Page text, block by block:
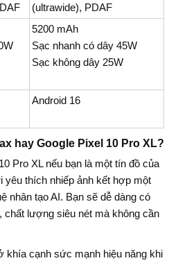
(ultrawide), PDAF
5200 mAh
Sạc nhanh có dây 45W
Sạc không dây 25W
Android 16
hay Google Pixel 10 Pro XL?
Pro XL nếu bạn là một tín đồ của
yêu thích nhiếp ảnh kết hợp một
nhân tạo AI. Bạn sẽ dễ dàng có
chất lượng siêu nét mà không cần
khía cạnh sức mạnh hiệu năng khi